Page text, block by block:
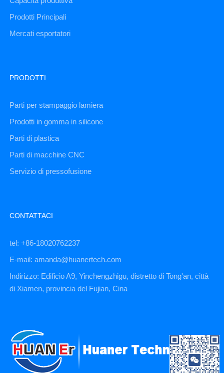
Prodotti Principali
Mercati esportatori
PRODOTTI
Parti per stampaggio lamiera
Prodotti in gomma in silicone
Parti di plastica
Parti di macchine CNC
Servizio di pressofusione
CONTATTACI
tel: +86-18020762237
E-mail: amanda@huanertech.com
Indirizzo: Edificio A9, Yinchengzhigu, distretto di Tong'an, città
di Xiamen, provincia del Fujian, Cina